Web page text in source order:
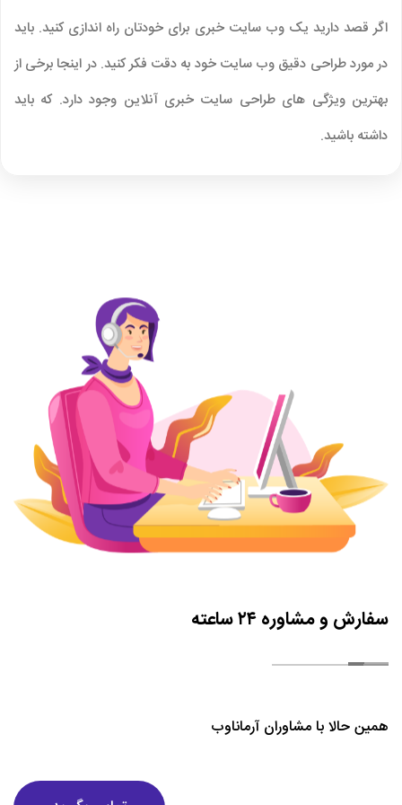
اگر قصد دارید یک وب سایت خبری برای خودتان راه اندازی کنید. باید
در مورد طراحی دقیق وب سایت خود به دقت فکر کنید. در اینجا برخی از
بهترین ویژگی های طراحی سایت خبری آنلاین وجود دارد. که باید
داشته باشید.
انواع چیدمان محتوا هستند. این نه تنها موثرترین راه برای مدیریت
محتوای آنلاین است.بلکه محبوب ترین طراحی سایت خبری نیز هست.
طرح‌بندی مبتنی بر شبکه به شما امکان می‌دهد. محتوا را به بلوک‌های
جامع تقسیم کنید. بنابراین، ستون های جداگانه ظاهری منظم و
چشمگیر می بخشد. این امر باعث می شود مطالب به راحتی خوانده
شود. و خوانندگان می توانند موضوع مورد نظر خود را انتخاب کنند.
شما می توانید ستون هایی با اندازه های مختلف برای مطالب خود
انتخاب کنید. به یاد داشته باشید که هرچه ستون ها عریض تر باشند.
اندازه کافی شکاف ستون ها را حفظ کنید. زیرا اگر ستون ها بیش از حد
شلوغ باشند، زشت به نظر می رسد.
وقتی صحبت از طراحی به میان می آید.چیدمان و ساختار کلی محتوا در
سفارش و مشاوره ۲۴ ساعته
همین حالا با مشاوران آرماناوب